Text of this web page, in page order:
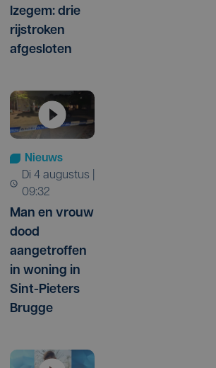
Izegem: drie
rijstroken
afgesloten
Nieuws
di 4 augustus |
09:32
Man en vrouw
dood
aangetroffen
in woning in
Sint-Pieters
Brugge